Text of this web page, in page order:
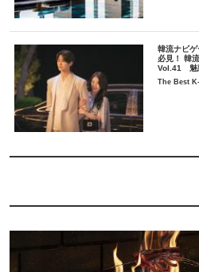
韓流ナビ
必見！ 韓
Vol.41 魅
The Best